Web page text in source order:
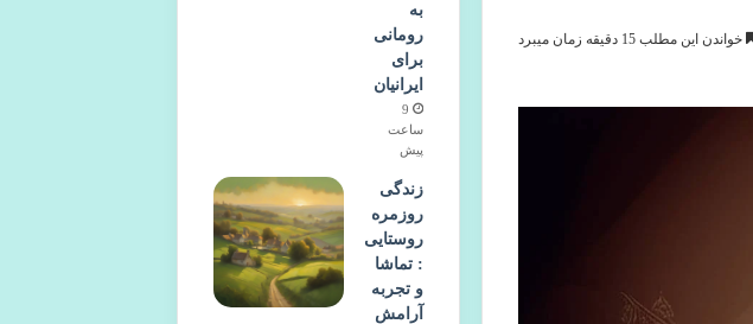
خواندن این مطلب 15 دقیقه زمان میبرد
به
رومانی
برای
ایرانیان
9
ساعت
پیش
زندگی
روزمره
روستایی
: تماشا
و تجربه
آرامش